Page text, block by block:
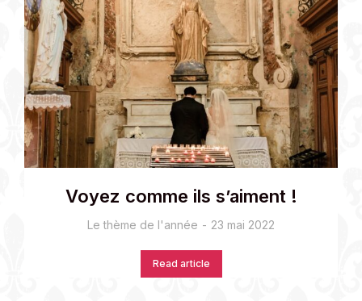
Voyez comme ils s’aiment !
Le thème de l'année 23 mai 2022
Read article